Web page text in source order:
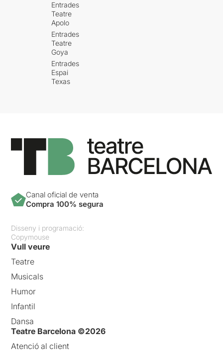
Entrades
Teatre
Apolo
Entrades
Teatre
Goya
Entrades
Espai
Texas
Canal oficial de venta
Compra 100% segura
Disseny i programació:
Copymouse
Vull veure
Teatre
Musicals
Humor
Infantil
Dansa
Teatre Barcelona ©2026
Atenció al client